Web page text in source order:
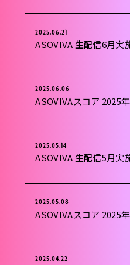
2025.06.21
ASOVIVA 生配信6月実
2025.06.06
ASOVIVAスコア 2025
2025.05.14
ASOVIVA 生配信5月実
2025.05.08
ASOVIVAスコア 2025
2025.04.22